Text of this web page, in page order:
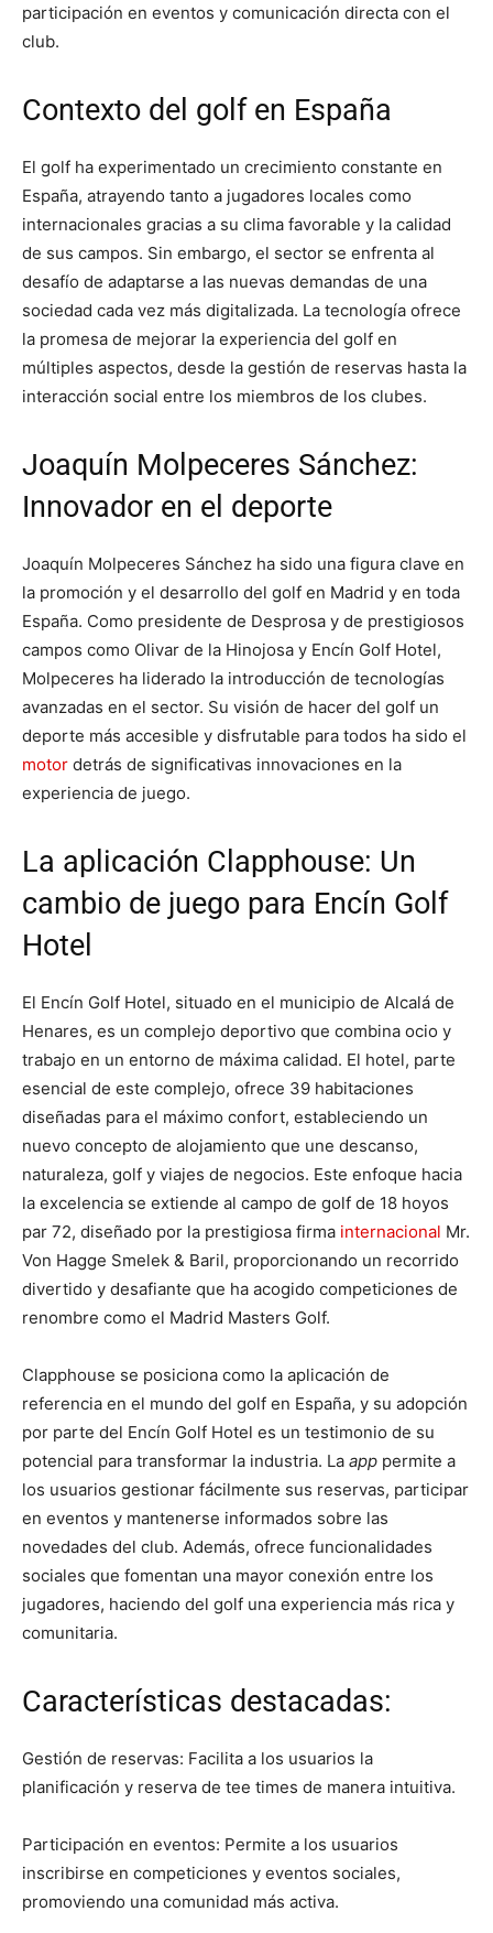
participación en eventos y comunicación directa con el
club.
Contexto del golf en España
El golf ha experimentado un crecimiento constante en
España, atrayendo tanto a jugadores locales como
internacionales gracias a su clima favorable y la calidad
de sus campos. Sin embargo, el sector se enfrenta al
desafío de adaptarse a las nuevas demandas de una
sociedad cada vez más digitalizada. La tecnología ofrece
la promesa de mejorar la experiencia del golf en
múltiples aspectos, desde la gestión de reservas hasta la
interacción social entre los miembros de los clubes.
Joaquín Molpeceres Sánchez:
Innovador en el deporte
Joaquín Molpeceres Sánchez ha sido una figura clave en
la promoción y el desarrollo del golf en Madrid y en toda
España. Como presidente de Desprosa y de prestigiosos
campos como Olivar de la Hinojosa y Encín Golf Hotel,
Molpeceres ha liderado la introducción de tecnologías
avanzadas en el sector. Su visión de hacer del golf un
deporte más accesible y disfrutable para todos ha sido el
motor detrás de significativas innovaciones en la
experiencia de juego.
La aplicación Clapphouse: Un
cambio de juego para Encín Golf
Hotel
El Encín Golf Hotel, situado en el municipio de Alcalá de
Henares, es un complejo deportivo que combina ocio y
trabajo en un entorno de máxima calidad. El hotel, parte
esencial de este complejo, ofrece 39 habitaciones
diseñadas para el máximo confort, estableciendo un
nuevo concepto de alojamiento que une descanso,
naturaleza, golf y viajes de negocios​​. Este enfoque hacia
la excelencia se extiende al campo de golf de 18 hoyos
par 72, diseñado por la prestigiosa firma internacional Mr.
Von Hagge Smelek & Baril, proporcionando un recorrido
divertido y desafiante que ha acogido competiciones de
renombre como el Madrid Masters Golf​​.
Clapphouse se posiciona como la aplicación de
referencia en el mundo del golf en España, y su adopción
por parte del Encín Golf Hotel es un testimonio de su
potencial para transformar la industria. La app permite a
los usuarios gestionar fácilmente sus reservas, participar
en eventos y mantenerse informados sobre las
novedades del club. Además, ofrece funcionalidades
sociales que fomentan una mayor conexión entre los
jugadores, haciendo del golf una experiencia más rica y
comunitaria.
Características destacadas:
Gestión de reservas: Facilita a los usuarios la
planificación y reserva de tee times de manera intuitiva.
Participación en eventos: Permite a los usuarios
inscribirse en competiciones y eventos sociales,
promoviendo una comunidad más activa.